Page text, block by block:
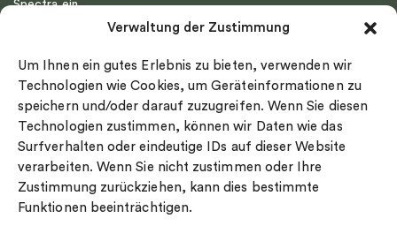
Verwaltung der Zustimmung
Um Ihnen ein gutes Erlebnis zu bieten, verwenden wir
Technologien wie Cookies, um Geräteinformationen zu
speichern und/oder darauf zuzugreifen. Wenn Sie diesen
Technologien zustimmen, können wir Daten wie das
Surfverhalten oder eindeutige IDs auf dieser Website
verarbeiten. Wenn Sie nicht zustimmen oder Ihre
Zustimmung zurückziehen, kann dies bestimmte
Funktionen beeinträchtigen.
Spectra ein
Impressum
Ringgröße
Widerrufsrecht
Cookie-policy
Sekretesspolicy
Drakenberg Sjölin
Nordic Spectra